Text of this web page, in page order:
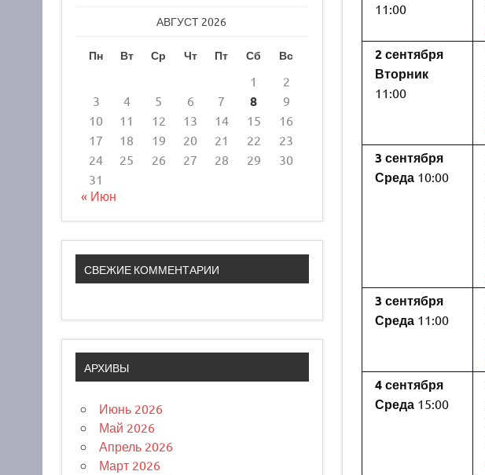
11:00
2 сентября
Вторник
11:00
3 сентября
Среда10:00
3 сентября
Среда11:00
4 сентября
Среда15:00
АВГУСТ 2026
Пн Вт Ср Чт Пт Сб Вс
1
2
3
4 5 6 7 8
9
10
11 12 13 14 15
16
17
18 19 20 21 22
23
24
25 26 27 28 29
30
31
« Июн
СВЕЖИЕ КОММЕНТАРИИ
АРХИВЫ
Июнь 2026
Май 2026
Апрель 2026
Март 2026